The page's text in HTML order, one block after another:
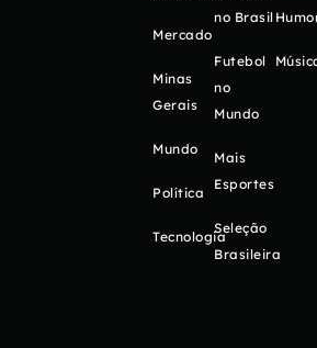
Mercado
Minas
Gerais
Mundo
Política
Tecnologia
no Brasil
Futebol
no
Mundo
Mais
Esportes
Seleção
Brasileira